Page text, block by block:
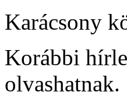
Karácsony
Korábbi
olvashatnak.